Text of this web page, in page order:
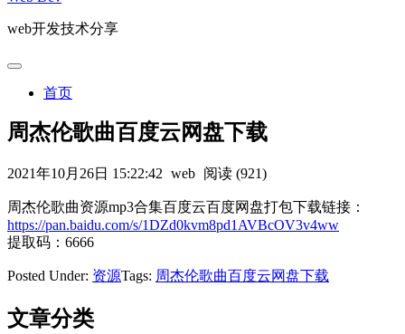
web开发技术分享
首页
周杰伦歌曲百度云网盘下载
2021年10月26日 15:22:42 web 阅读 (921)
周杰伦歌曲资源mp3合集百度云百度网盘打包下载链接：
https://pan.baidu.com/s/1DZd0kvm8pd1AVBcOV3v4ww
提取码：6666
Posted Under: 资源Tags: 周杰伦歌曲百度云网盘下载
文章分类